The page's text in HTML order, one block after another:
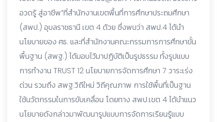
อวดรู้ สู่อาชีพ”ที่สำนักงานเขตพื้นที่การศึกษาประถมศึกษา
(สพป.) อุบลราชธานี เขต 4 ด้วย ซึ่งพบว่า สพป.4 ได้นำ
นโยบายของ ศธ. และที่สำนักงานคณะกรรมการการศึกษาขั้น
พื้นฐาน (สพฐ.) ได้มอบไว้มาปฏิบัติเป็นรูปธรรม ทั้งรูปแบบ
การทำงาน TRUST 12 นโยบายการจัดการศึกษา 7 วาระเร่ง
ด่วน รวมถึง สพฐ.วิถีใหม่ วิถีคุณภาพ การใช้พื้นที่เป็นฐาน
ใช้นวัตกรรมในการขับเคลื่อน โดยทาง สพป.เขต 4 ได้นำแนว
นโยบายดังกล่าวมาพัฒนารูปแบบการจัดการเรียนรู้แบบ